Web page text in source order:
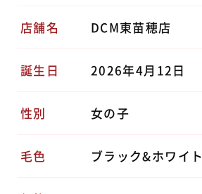
店舗名 DCM東苗穂店
誕生日 2026年4月12日
性別 女の子
毛色 ブラック&ホワイト